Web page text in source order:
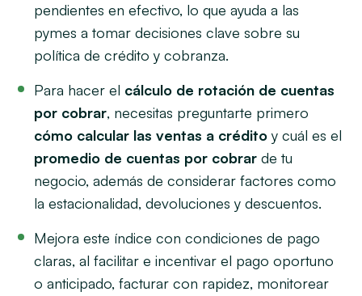
pendientes en efectivo, lo que ayuda a las
pymes a tomar decisiones clave sobre su
política de crédito y cobranza.
Para hacer el cálculo de rotación de cuentas
por cobrar, necesitas preguntarte primero
cómo calcular las ventas a crédito y cuál es el
promedio de cuentas por cobrar de tu
negocio, además de considerar factores como
la estacionalidad, devoluciones y descuentos.
Mejora este índice con condiciones de pago
claras, al facilitar e incentivar el pago oportuno
o anticipado, facturar con rapidez, monitorear